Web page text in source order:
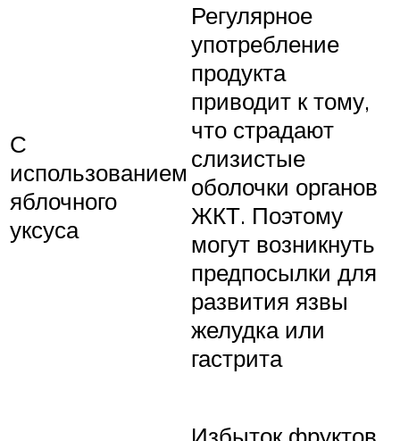
С
использованием
яблочного
уксуса
Регулярное
употребление
продукта
приводит к тому,
что страдают
слизистые
оболочки органов
ЖКТ. Поэтому
могут возникнуть
предпосылки для
развития язвы
желудка или
гастрита